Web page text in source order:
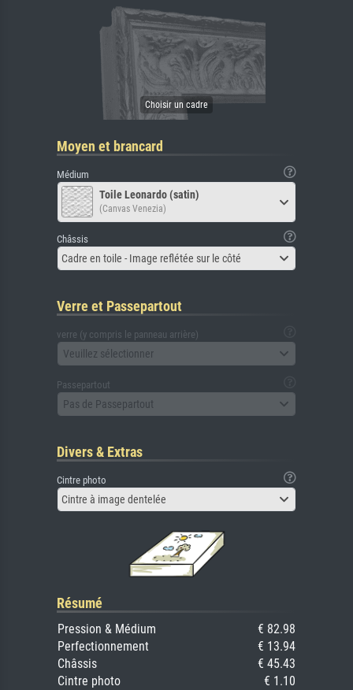
Moyen et brancard
Médium
Toile Leonardo (satin)
(Canvas Venezia)
Châssis
Cadre en toile - Image reflétée sur le côté
Verre et Passepartout
verre (y compris le panneau arrière)
Veuillez sélectionner
Passepartout
Pas de Passepartout
Divers & Extras
Cintre photo
Cintre à image dentelée
Résumé
Pression & Médium
€ 82.98
Perfectionnement
€ 13.94
Châssis
€ 45.43
Cintre photo
€ 1.10